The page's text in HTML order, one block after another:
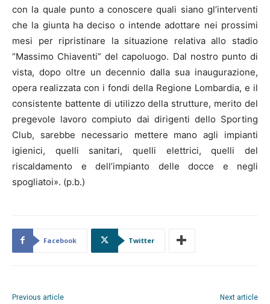
con la quale punto a conoscere quali siano gl’interventi
che la giunta ha deciso o intende adottare nei prossimi
mesi per ripristinare la situazione relativa allo stadio
“Massimo Chiaventi” del capoluogo. Dal nostro punto di
vista, dopo oltre un decennio dalla sua inaugurazione,
opera realizzata con i fondi della Regione Lombardia, e il
consistente battente di utilizzo della strutture, merito del
pregevole lavoro compiuto dai dirigenti dello Sporting
Club, sarebbe necessario mettere mano agli impianti
igienici, quelli sanitari, quelli elettrici, quelli del
riscaldamento e dell’impianto delle docce e negli
spogliatoi». (p.b.)
Facebook Twitter
Previous article Next article